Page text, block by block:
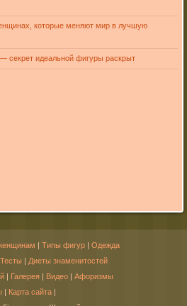
которые меняют мир в лучшую
секрет идеальной фигуры раскрыт
| Типы фигур | Одежда
Тесты | Диеты знаменитостей
| Галерея | Видео | Афоризмы
| Карта сайта |